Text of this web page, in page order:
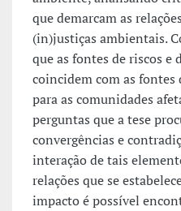
que demarcam as
(in)justiças ambientais.
que as fontes de riscos e
coincidem com as
para as comunidades
perguntas que a tese
convergências e
interação de tais
relações que se
impacto é possível